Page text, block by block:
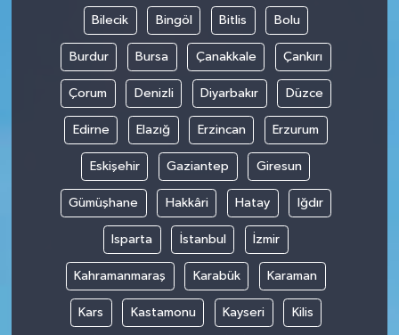
Bilecik Bingöl Bitlis Bolu
Burdur Bursa Çanakkale Çankırı
Çorum Denizli Diyarbakır Düzce
Edirne Elazığ Erzincan Erzurum
Eskişehir Gaziantep Giresun
Gümüşhane Hakkâri Hatay Iğdır
Isparta İstanbul İzmir
Kahramanmaraş Karabük Karaman
Kars Kastamonu Kayseri Kilis